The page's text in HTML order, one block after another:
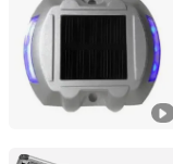
Guangdong,